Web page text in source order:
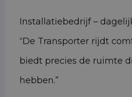
Installatiebedrijf –
“De Transporter rijdt
biedt precies de ruimte
hebben.”